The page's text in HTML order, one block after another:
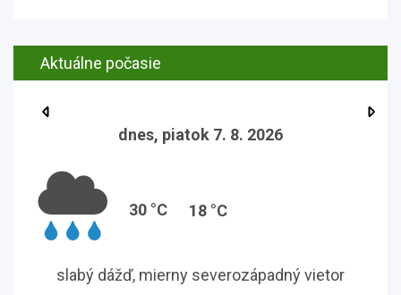
Aktuálne počasie
dnes, piatok 7. 8. 2026
30 °C 18 °C
slabý dážď, mierny severozápadný vietor